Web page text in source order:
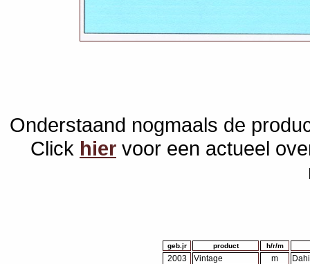
Onderstaand nogmaals de
Click hier voor een actueel
geb.jr product h/r/m
2003 Vintage m